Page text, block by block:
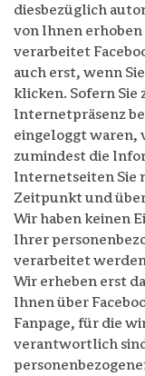
diesbezüglich
von Ihnen
verarbeitet
auch erst, wenn
klicken. Sofern
Internetpräsenz
eingeloggt waren,
zumindest die
Internetseiten Sie
Zeitpunkt und
Wir haben keinen
Ihrer
verarbeitet
Wir erheben erst
Ihnen über
Fanpage, für die
verantwortlich